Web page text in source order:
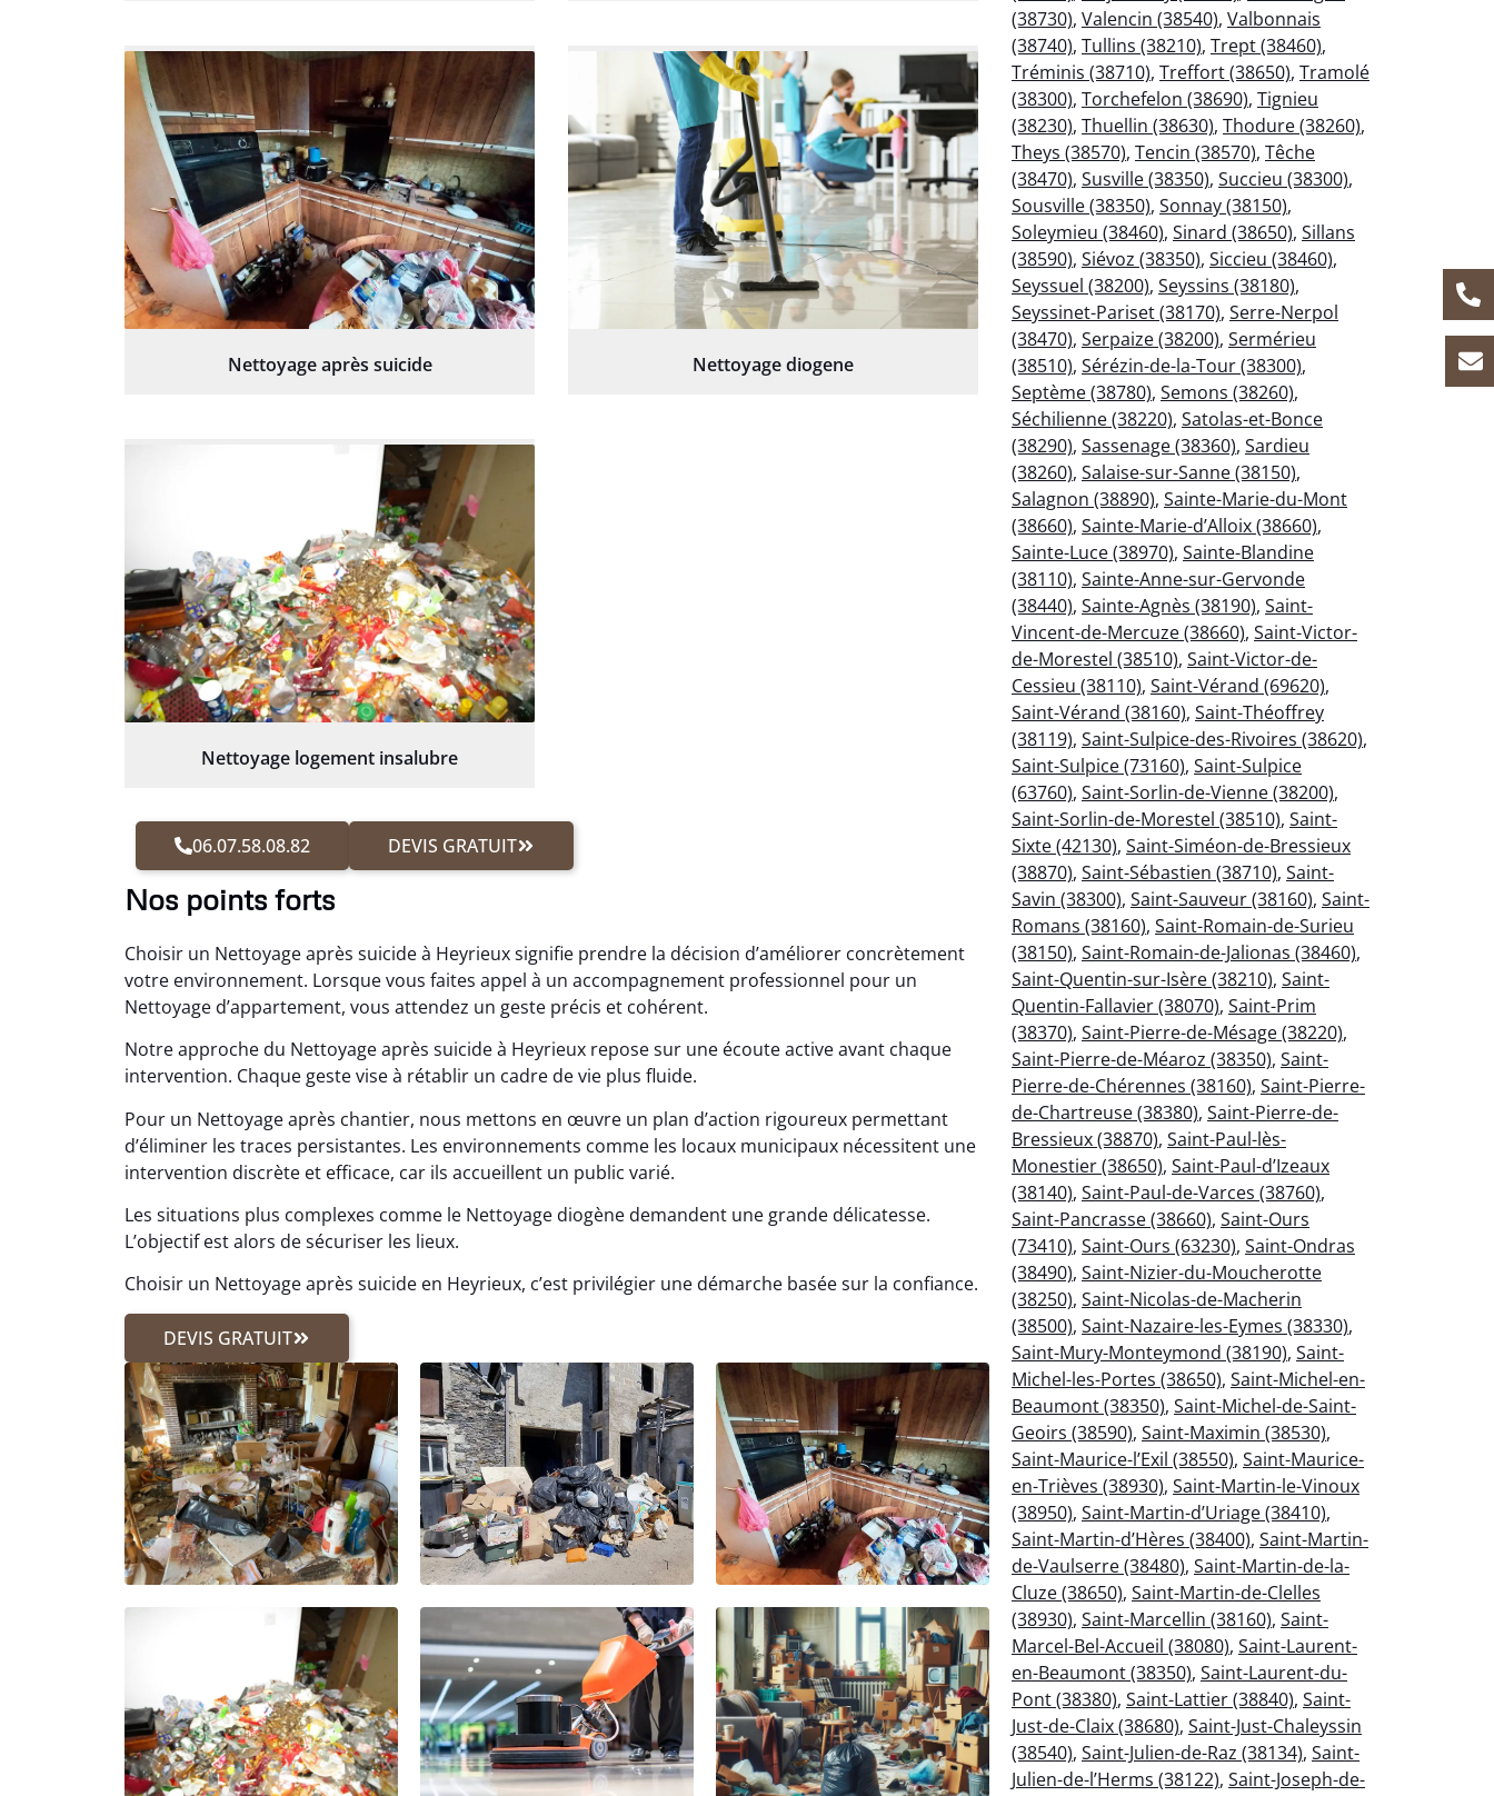
Nettoyage après suicide Nettoyage diogene
Nettoyage logement insalubre
06.07.58.08.82 DEVIS GRATUIT
Nos points forts
Choisir un Nettoyage après suicide à Heyrieux signifie prendre la décision d’améliorer concrètement
votre environnement. Lorsque vous faites appel à un accompagnement professionnel pour un
Nettoyage d’appartement, vous attendez un geste précis et cohérent.
Notre approche du Nettoyage après suicide à Heyrieux repose sur une écoute active avant chaque
intervention. Chaque geste vise à rétablir un cadre de vie plus fluide.
Pour un Nettoyage après chantier, nous mettons en œuvre un plan d’action rigoureux permettant
d’éliminer les traces persistantes. Les environnements comme les locaux municipaux nécessitent une
intervention discrète et efficace, car ils accueillent un public varié.
Les situations plus complexes comme le Nettoyage diogène demandent une grande délicatesse.
L’objectif est alors de sécuriser les lieux.
Choisir un Nettoyage après suicide en Heyrieux, c’est privilégier une démarche basée sur la confiance.
DEVIS GRATUIT
(38730), Valencin (38540), Valbonnais
(38740), Tullins (38210), Trept (38460),
Tréminis (38710), Treffort (38650), Tramolé
(38300), Torchefelon (38690), Tignieu
(38230), Thuellin (38630), Thodure (38260),
Theys (38570), Tencin (38570), Têche
(38470), Susville (38350), Succieu (38300),
Sousville (38350), Sonnay (38150),
Soleymieu (38460), Sinard (38650), Sillans
(38590), Siévoz (38350), Siccieu (38460),
Seyssuel (38200), Seyssins (38180),
Seyssinet-Pariset (38170), Serre-Nerpol
(38470), Serpaize (38200), Sermérieu
(38510), Sérézin-de-la-Tour (38300),
Septème (38780), Semons (38260),
Séchilienne (38220), Satolas-et-Bonce
(38290), Sassenage (38360), Sardieu
(38260), Salaise-sur-Sanne (38150),
Salagnon (38890), Sainte-Marie-du-Mont
(38660), Sainte-Marie-d’Alloix (38660),
Sainte-Luce (38970), Sainte-Blandine
(38110), Sainte-Anne-sur-Gervonde
(38440), Sainte-Agnès (38190), Saint-
Vincent-de-Mercuze (38660), Saint-Victor-
de-Morestel (38510), Saint-Victor-de-
Cessieu (38110), Saint-Vérand (69620),
Saint-Vérand (38160), Saint-Théoffrey
(38119), Saint-Sulpice-des-Rivoires (38620),
Saint-Sulpice (73160), Saint-Sulpice
(63760), Saint-Sorlin-de-Vienne (38200),
Saint-Sorlin-de-Morestel (38510), Saint-
Sixte (42130), Saint-Siméon-de-Bressieux
(38870), Saint-Sébastien (38710), Saint-
Savin (38300), Saint-Sauveur (38160), Saint-
Romans (38160), Saint-Romain-de-Surieu
(38150), Saint-Romain-de-Jalionas (38460),
Saint-Quentin-sur-Isère (38210), Saint-
Quentin-Fallavier (38070), Saint-Prim
(38370), Saint-Pierre-de-Mésage (38220),
Saint-Pierre-de-Méaroz (38350), Saint-
Pierre-de-Chérennes (38160), Saint-Pierre-
de-Chartreuse (38380), Saint-Pierre-de-
Bressieux (38870), Saint-Paul-lès-
Monestier (38650), Saint-Paul-d’Izeaux
(38140), Saint-Paul-de-Varces (38760),
Saint-Pancrasse (38660), Saint-Ours
(73410), Saint-Ours (63230), Saint-Ondras
(38490), Saint-Nizier-du-Moucherotte
(38250), Saint-Nicolas-de-Macherin
(38500), Saint-Nazaire-les-Eymes (38330),
Saint-Mury-Monteymond (38190), Saint-
Michel-les-Portes (38650), Saint-Michel-en-
Beaumont (38350), Saint-Michel-de-Saint-
Geoirs (38590), Saint-Maximin (38530),
Saint-Maurice-l’Exil (38550), Saint-Maurice-
en-Trièves (38930), Saint-Martin-le-Vinoux
(38950), Saint-Martin-d’Uriage (38410),
Saint-Martin-d’Hères (38400), Saint-Martin-
de-Vaulserre (38480), Saint-Martin-de-la-
Cluze (38650), Saint-Martin-de-Clelles
(38930), Saint-Marcellin (38160), Saint-
Marcel-Bel-Accueil (38080), Saint-Laurent-
en-Beaumont (38350), Saint-Laurent-du-
Pont (38380), Saint-Lattier (38840), Saint-
Just-de-Claix (38680), Saint-Just-Chaleyssin
(38540), Saint-Julien-de-Raz (38134), Saint-
Julien-de-l’Herms (38122), Saint-Joseph-de-